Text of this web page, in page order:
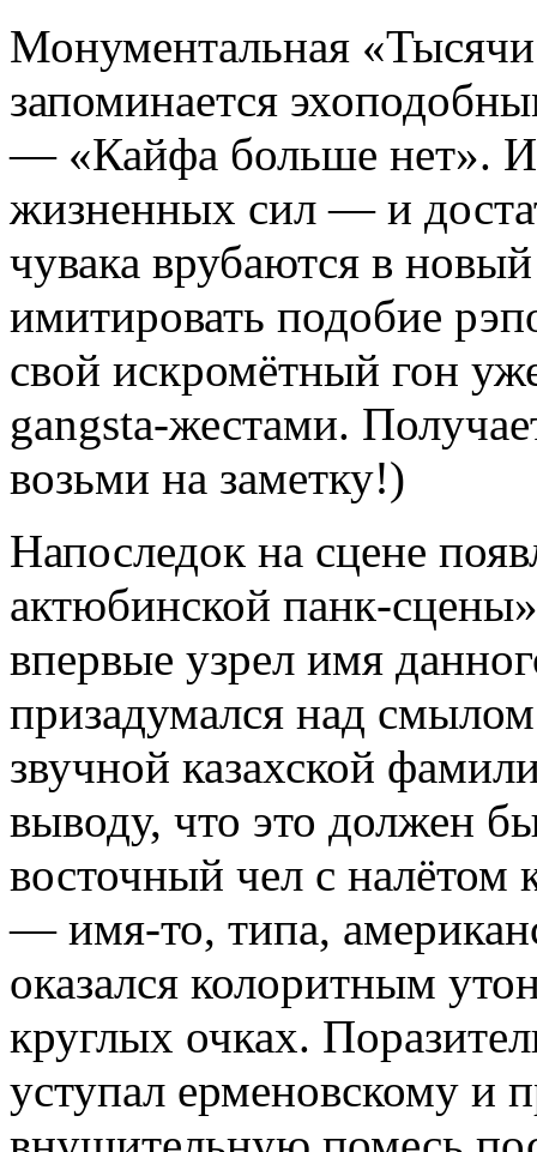
Монументальная
запоминается
— «Кайфа больше нет».
жизненных сил — и
чувака врубаются в
имитировать подобие
свой искромётный гон
gangsta-жестами.
возьми на заметку!)
Напоследок на сцене
актюбинской панк-
впервые узрел имя
призадумался над
звучной казахской
выводу, что это должен
восточный чел с налётом
— имя-то, типа,
оказался колоритным
круглых очках.
уступал ерменовскому и